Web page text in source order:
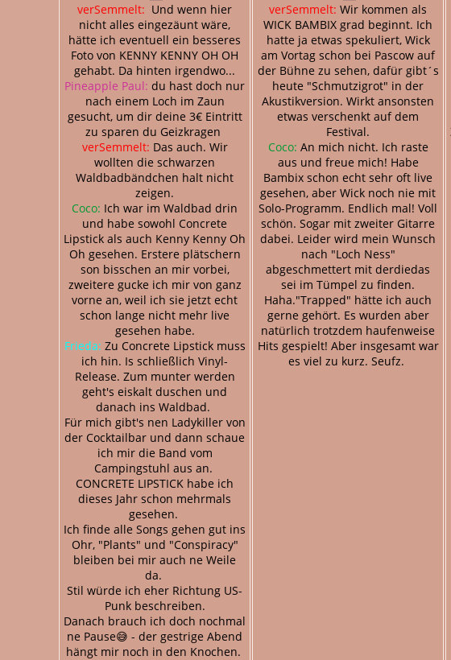
verSemmelt: Und wenn hier
nicht alles eingezäunt wäre,
hätte ich eventuell ein besseres
Foto von KENNY KENNY OH OH
gehabt. Da hinten irgendwo...
Pineapple Paul: du hast doch nur
nach einem Loch im Zaun
gesucht, um dir deine 3€ Eintritt
zu sparen du Geizkragen
verSemmelt: Das auch. Wir
wollten die schwarzen
Waldbadbändchen halt nicht
zeigen.
Coco: Ich war im Waldbad drin
und habe sowohl Concrete
Lipstick als auch Kenny Kenny Oh
Oh gesehen. Erstere plätschern
son bisschen an mir vorbei,
zweitere gucke ich mir von ganz
vorne an, weil ich sie jetzt echt
schon lange nicht mehr live
gesehen habe.
Frieda: Zu Concrete Lipstick muss
ich hin. Is schließlich Vinyl-
Release. Zum munter werden
geht's eiskalt duschen und
danach ins Waldbad.
Für mich gibt's nen Ladykiller von
der Cocktailbar und dann schaue
ich mir die Band vom
Campingstuhl aus an.
CONCRETE LIPSTICK habe ich
dieses Jahr schon mehrmals
gesehen.
Ich finde alle Songs gehen gut ins
Ohr, "Plants" und "Conspiracy"
bleiben bei mir auch ne Weile
da.
Stil würde ich eher Richtung US-
Punk beschreiben.
Danach brauch ich doch nochmal
ne Pause😅 - der gestrige Abend
hängt mir noch in den Knochen.
verSemmelt: Wir kommen als
WICK BAMBIX grad beginnt. Ich
hatte ja etwas spekuliert, Wick
am Vortag schon bei Pascow auf
der Bühne zu sehen, dafür gibt´s
heute "Schmutzigrot" in der
Akustikversion. Wirkt ansonsten
etwas verschenkt auf dem
Festival.
Coco: An mich nicht. Ich raste
aus und freue mich! Habe
Bambix schon echt sehr oft live
gesehen, aber Wick noch nie mit
Solo-Programm. Endlich mal! Voll
schön. Sogar mit zweiter Gitarre
dabei. Leider wird mein Wunsch
nach "Loch Ness"
abgeschmettert mit derdiedas
sei im Tümpel zu finden.
Haha."Trapped" hätte ich auch
gerne gehört. Es wurden aber
natürlich trotzdem haufenweise
Hits gespielt! Aber insgesamt war
es viel zu kurz. Seufz.